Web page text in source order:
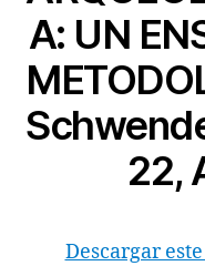
A: UN
22,
Descargar